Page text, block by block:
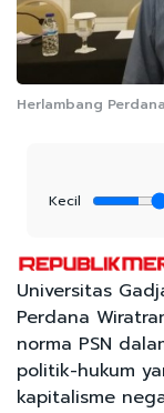
Herlambang
Kecil
Universitas
Perdana
norma PSN
politik-hukum
kapitalisme